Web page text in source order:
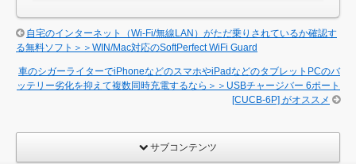
自宅のインターネット（Wi-Fi/無線LAN）がただ乗りされているか確認す
る無料ソフト＞＞WIN/Mac対応のSoftPerfect WiFi Guard
車のシガーライターでiPhoneなどのスマホやiPadなどのタブレットPCのバ
ッテリー劣化を抑えて複数同時充電するなら＞＞USBチャージバー 6ポート
[CUCB-6P] がオススメ
サブコンテンツ